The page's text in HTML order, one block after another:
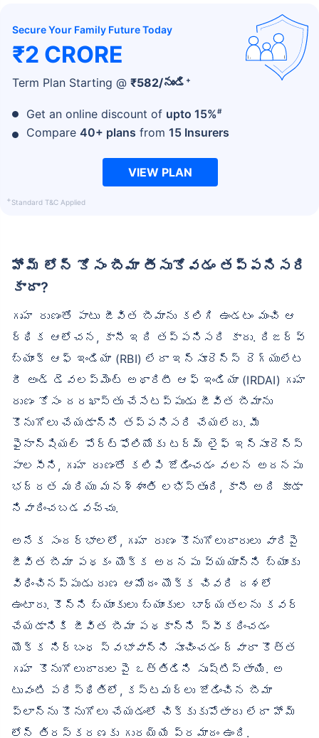
Secure Your Family Future Today
₹2 CRORE
Term Plan Starting @ ₹582/నుండి +
Get an online discount of upto 15%#
Compare 40+ plans from 15 Insurers
VIEW PLAN
+Standard T&C Applied
హోమ్ లోన్ కోసం బీమా తీసుకోవడం తప్పనిసరి
కాదా?
గృహ రుణంతో పాటు జీవిత బీమాను కలిగి ఉండటం మంచి ఆ
ర్థిక ఆలోచన, కానీ ఇది తప్పనిసరి కాదు. రిజర్వ్
బ్యాంక్ ఆఫ్ ఇండియా (RBI) లేదా ఇన్సూరెన్స్ రెగ్యులేట
రీ అండ్ డెవలప్‌మెంట్ అథారిటీ ఆఫ్ ఇండియా (IRDAI) గృహ
రుణం కోసం దరఖాస్తు చేసేటప్పుడు జీవిత బీమాను
కొనుగోలు చేయడాన్ని తప్పనిసరి చేయలేదు. మీ
ఫైనాన్షియల్ పోర్ట్‌ఫోలియోకు టర్మ్ లైఫ్ ఇన్సూరెన్స్
పాలసీని, గృహ రుణంతో కలిపి జోడించడం వలన అదనపు
భద్రత మరియు మనశ్శాంతి లభిస్తుంది, కానీ అది కూడా
నివారించబడవచ్చు.
అనేక సందర్భాలలో, గృహ రుణం కొనుగోలుదారులు వారిపై
జీవిత బీమా పథకం యొక్క అదనపు వ్యయాన్ని బ్యాంకు
విధించినప్పుడు రుణ ఆమోదం యొక్క చివరి దశలో
ఉంటారు. కొన్ని బ్యాంకులు బ్యాంకుల బాధ్యతలను కవర్
చేయడానికి జీవిత బీమా పథకాన్ని స్వీకరించడం
యొక్క నిర్బంధ స్వభావాన్ని సూచించడం ద్వారా కొత్త
గృహ కొనుగోలుదారులపై ఒత్తిడిని సృష్టిస్తాయి. అ
టువంటి పరిస్థితిలో, కస్టమర్‌లు జోడించిన బీమా
ప్లాన్‌ను కొనుగోలు చేయడంలో చిక్కుకుపోతారు లేదా హోమ్
లోన్ తిరస్కరణకు గురయ్యే ప్రమాదం ఉంది.